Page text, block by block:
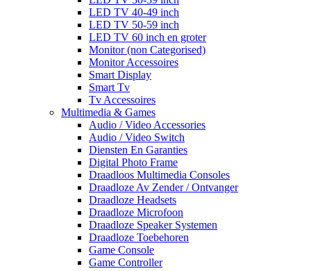
LED TV 40-49 inch
LED TV 50-59 inch
LED TV 60 inch en groter
Monitor (non Categorised)
Monitor Accessoires
Smart Display
Smart Tv
Tv Accessoires
Multimedia & Games
Audio / Video Accessories
Audio / Video Switch
Diensten En Garanties
Digital Photo Frame
Draadloos Multimedia Consoles
Draadloze Av Zender / Ontvanger
Draadloze Headsets
Draadloze Microfoon
Draadloze Speaker Systemen
Draadloze Toebehoren
Game Console
Game Controller